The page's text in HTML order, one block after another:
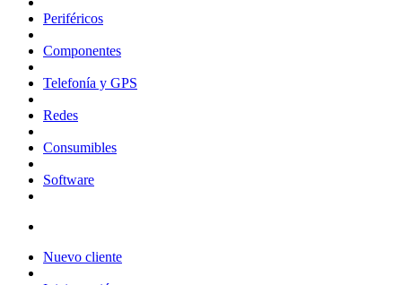
Periféricos
Componentes
Telefonía y GPS
Redes
Consumibles
Software
Nuevo cliente